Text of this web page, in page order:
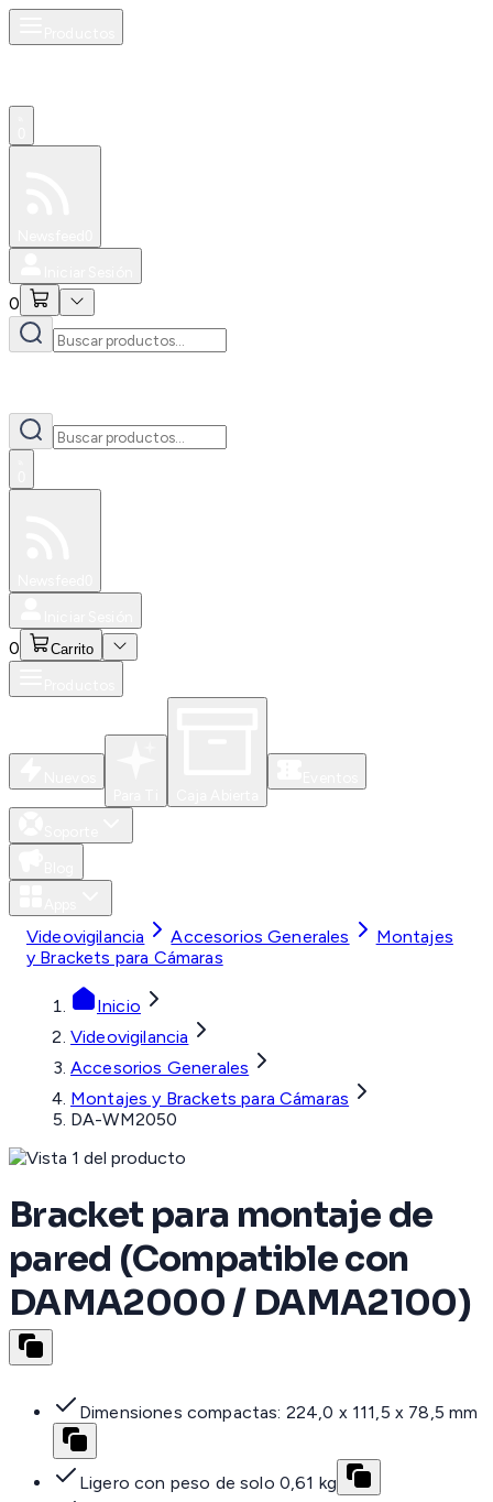
0
0 Carrito
Videovigilancia Accesorios Generales
Montajes
y Brackets para Cámaras
Inicio
Videovigilancia
Accesorios Generales
Montajes y Brackets para Cámaras
DA-WM2050
Bracket para montaje de
pared (Compatible con
DAMA2000 / DAMA2100)
Dimensiones compactas: 224,0 x 111,5 x 78,5 mm
Ligero con peso de solo 0,61 kg